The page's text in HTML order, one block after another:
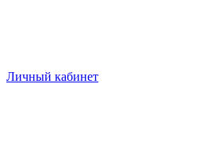
Личный кабинет